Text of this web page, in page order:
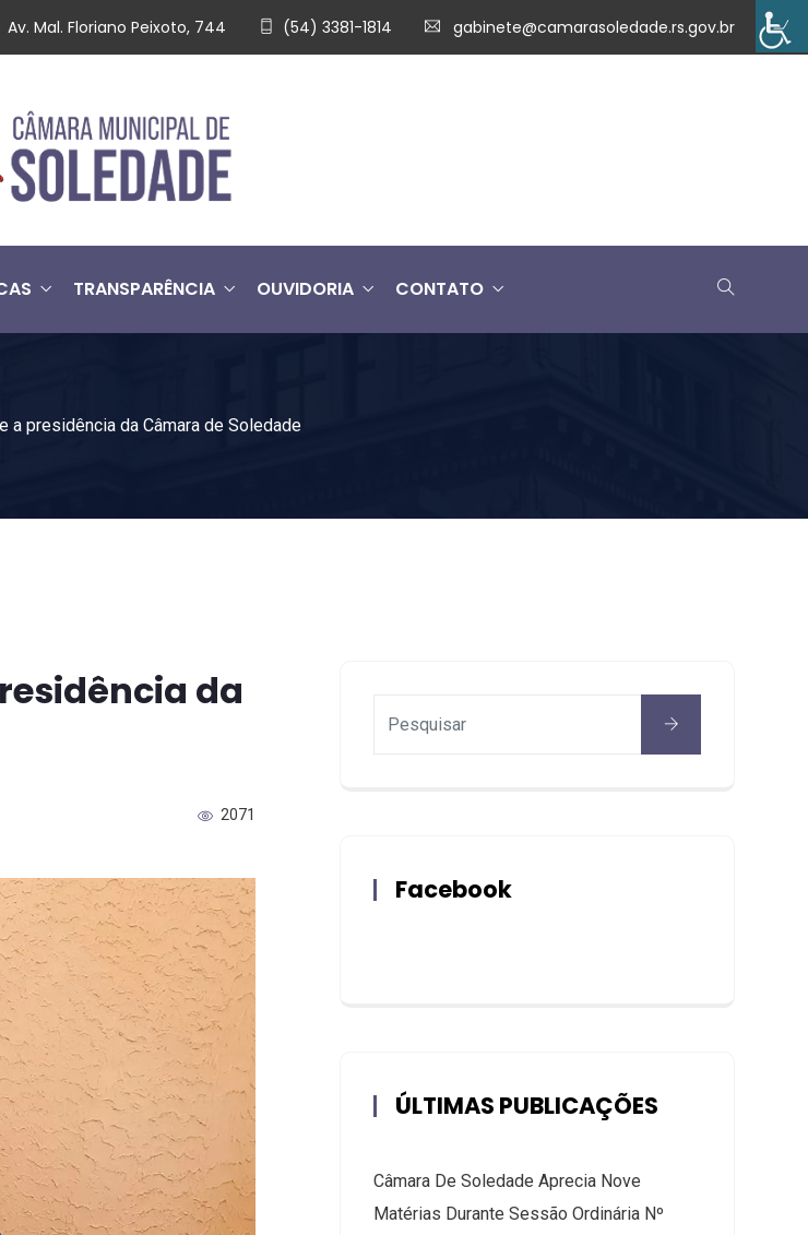
Av. Mal. Floriano Peixoto, 744 (54) 3381-1814 gabinete@camarasoledade.rs.gov.br
TRANSPARÊNCIA OUVIDORIA CONTATO
a presidência da Câmara de Soledade
da
2071
Facebook
ÚLTIMAS PUBLICAÇÕES
Câmara De Soledade Aprecia Nove
Matérias Durante Sessão Ordinária Nº